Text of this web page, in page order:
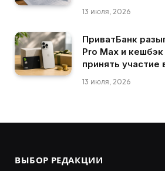
13 июля, 2026
ПриватБанк
Pro Max и
принять участие
13 июля, 2026
ВЫБОР РЕДАКЦИИ